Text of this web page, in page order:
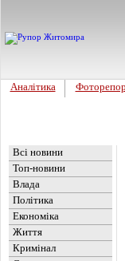
Аналітика
Всі новини
Топ-новини
Влада
Політика
Економіка
Життя
Кримінал